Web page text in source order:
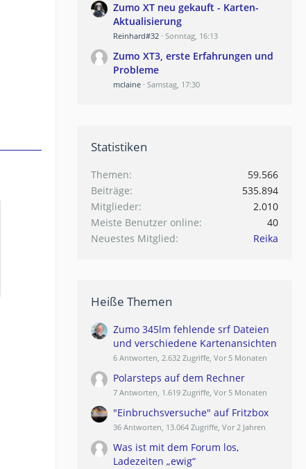
Zumo XT neu gekauft - Karten-
Aktualisierung
Reinhard#32 Sonntag, 16:13
Zumo XT3, erste Erfahrungen und
Probleme
mclaine Samstag, 17:30
Statistiken
Themen
59.566
Beiträge
535.894
Mitglieder
2.010
Meiste Benutzer online
40
Neuestes Mitglied
Reika
Heiße Themen
Zumo 345lm fehlende srf Dateien
und verschiedene Kartenansichten
6 Antworten, 2.632 Zugriffe, Vor 5 Monaten
Polarsteps auf dem Rechner
7 Antworten, 1.619 Zugriffe, Vor 5 Monaten
"Einbruchsversuche" auf Fritzbox
36 Antworten, 13.064 Zugriffe, Vor 2 Jahren
Was ist mit dem Forum los,
Ladezeiten „ewig“